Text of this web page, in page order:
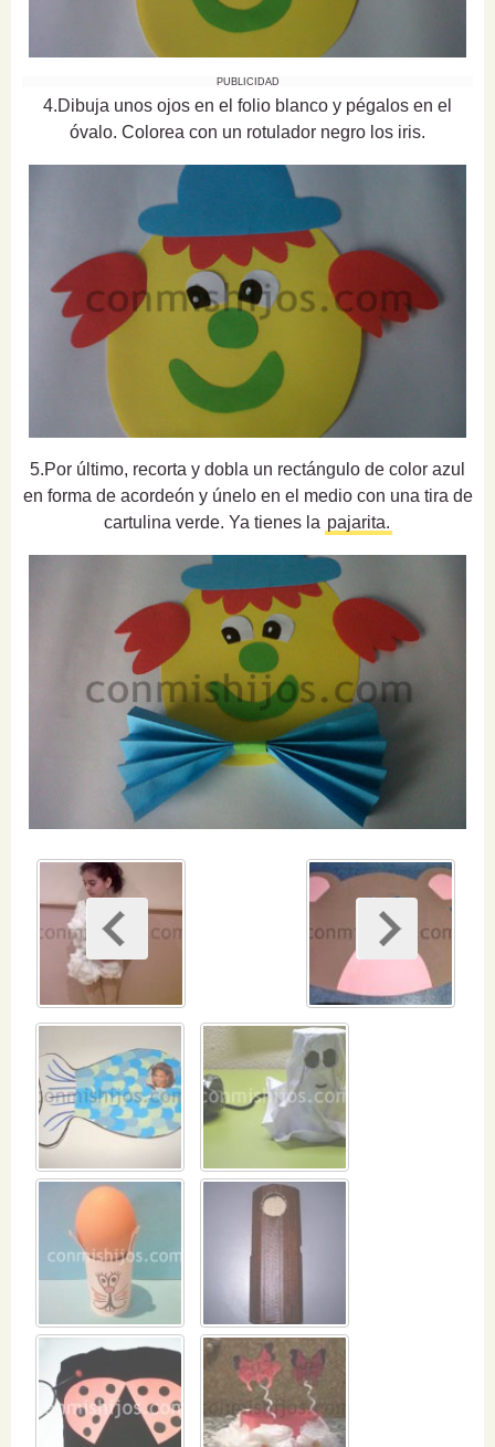
PUBLICIDAD
4.Dibuja unos ojos en el folio blanco y pégalos en el
óvalo. Colorea con un rotulador negro los iris.
5.Por último, recorta y dobla un rectángulo de color azul
en forma de acordeón y únelo en el medio con una tira de
cartulina verde. Ya tienes la pajarita.